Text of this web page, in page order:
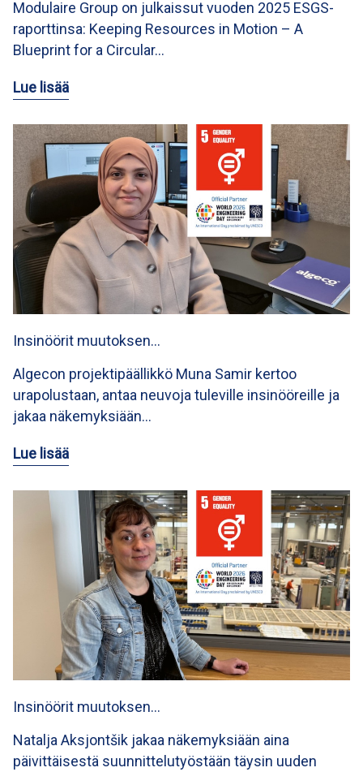
Modulaire Group on julkaissut vuoden 2025 ESGS-
raporttinsa: Keeping Resources in Motion – A
Blueprint for a Circular…
Lue lisää
Insinöörit muutoksen…
Algecon projektipäällikkö Muna Samir kertoo
urapolustaan, antaa neuvoja tuleville insinööreille ja
jakaa näkemyksiään…
Lue lisää
Insinöörit muutoksen…
Natalja Aksjontšik jakaa näkemyksiään aina
päivittäisestä suunnittelutyöstään täysin uuden